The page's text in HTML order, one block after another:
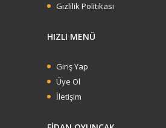
Gizlilik Politikası
HIZLI MENÜ
Giriş Yap
Üye Ol
İletişim